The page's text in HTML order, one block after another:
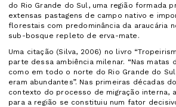
do Rio Grande do Sul, uma região formada
extensas pastagens de campo nativo e
florestais com predominância da araucária
sub-bosque repleto de erva-mate.
Uma citação (Silva, 2006) no livro
parte dessa ambiência milenar. “Nas matas
como em todo o norte do Rio Grande do
eram abundantes”. Nas primeiras décadas
contexto do processo de migração interna,
para a região se constituiu num fator